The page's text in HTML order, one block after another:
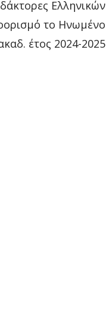
Ελληνικών
το Ηνωμένο
έτος 2024-2025